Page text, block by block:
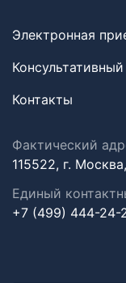
Электронная
Контакты
Фактический
115522, г.
Единый
+7 (499) 444-24-